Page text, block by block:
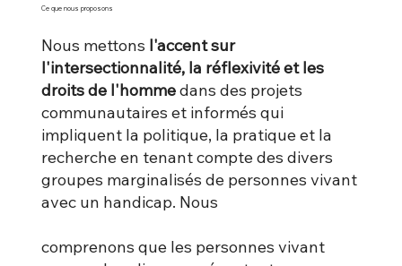
Ce que nous proposons
Nous mettons l'accent sur
l'intersectionnalité, la réflexivité et les
droits de l'hommedans des projets
communautaires et informés qui
impliquent la politique, la pratique et la
recherche en tenant compte des divers
groupes marginalisés de personnes vivant
avec un handicap. Nous
comprenons que les personnes vivant